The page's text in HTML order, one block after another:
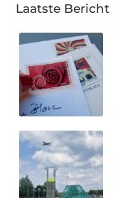
Laatste Bericht